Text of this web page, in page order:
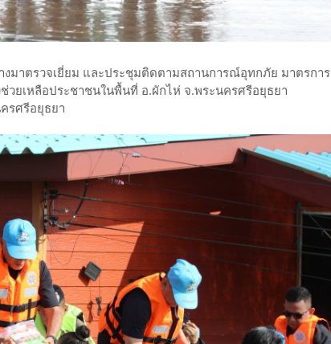
าตรวจเยี่ยม และประชุมติดตามสถานการณ์อุทกภัย มาตรการ
ยเหลือประชาชนในพื้นที่ อ.ผักไห่ จ.พระนครศรีอยุธยา
รศรีอยุธยา